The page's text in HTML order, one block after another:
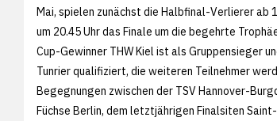
Mai, spielen zunächst die Halbfinal-Verlierer ab
um 20.45 Uhr das Finale um die begehrte
Cup-Gewinner THW Kiel ist als Gruppensieger
Tunrier qualifiziert, die weiteren Teilnehmer
Begegnungen zwischen der TSV Hannover-
Füchse Berlin, dem letztjährigen Finalsiten